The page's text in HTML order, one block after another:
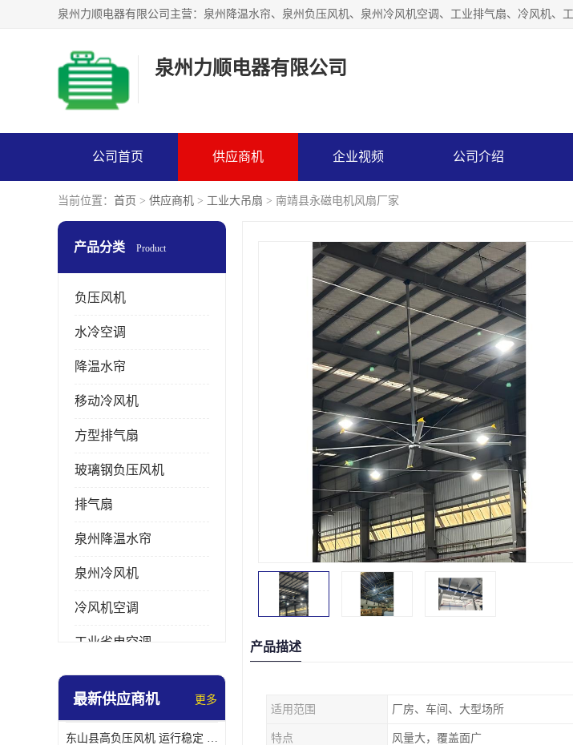
泉州力顺电器有限公司
公司首页 供应商机 企业视频 公司介绍
当前位置： 首页 > 供应商机 > 工业大吊扇 > 南靖县永磁电机风扇厂家
产品分类 Product
负压风机
水冷空调
降温水帘
移动冷风机
方型排气扇
玻璃钢负压风机
排气扇
泉州降温水帘
泉州冷风机
冷风机空调
工业省电空调
工业大吊扇
最新供应商机 更多
东山县高负压风机 运行稳定 耐高温 防腐蚀
产品描述
适用范围 厂房、车间、大型场所
特点 风量大，覆盖面广